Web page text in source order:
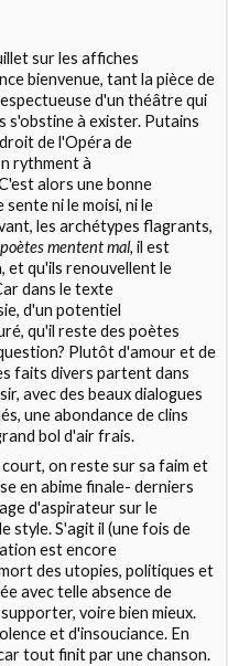
sur les affiches
bienvenue, tant la pièce de
d'un théâtre qui
s'obstine à exister. Putains
de l'Opéra de
rythment à
alors une bonne
ni le moisi, ni le
les archétypes flagrants,
poètes mentent mal, il est
et qu'ils renouvellent le
dans le texte
d'un potentiel
qu'il reste des poètes
Plutôt d'amour et de
faits divers partent dans
avec des beaux dialogues
une abondance de clins
bol d'air frais.
on reste sur sa faim et
en abime finale- derniers
d'aspirateur sur le
style. S'agit il (une fois de
est encore
des utopies, politiques et
avec telle absence de
voire bien mieux.
et d'insouciance. En
tout finit par une chanson.